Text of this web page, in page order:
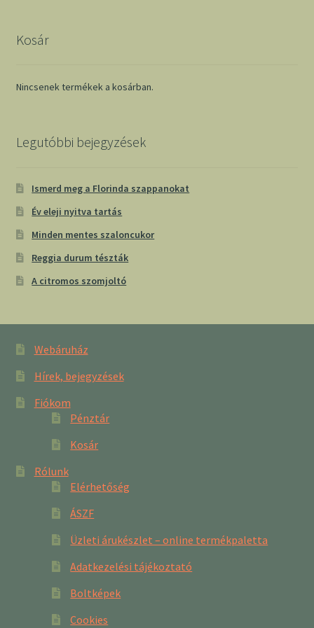
Kosár
Nincsenek termékek a kosárban.
Legutóbbi bejegyzések
Ismerd meg a Florinda szappanokat
Év eleji nyitva tartás
Minden mentes szaloncukor
Reggia durum tészták
A citromos szomjoltó
Webáruház
Hírek, bejegyzések
Fiókom
Pénztár
Kosár
Rólunk
Elérhetőség
ÁSZF
Üzleti árukészlet – online termékpaletta
Adatkezelési tájékoztató
Boltképek
Cookies